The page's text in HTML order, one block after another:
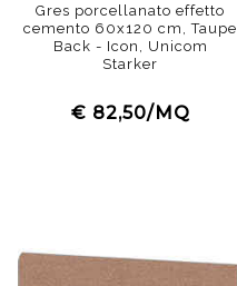
Gres porcellanato effetto
cemento 60x120 cm, Taupe
Back - Icon, Unicom
Starker
€ 82,50/MQ